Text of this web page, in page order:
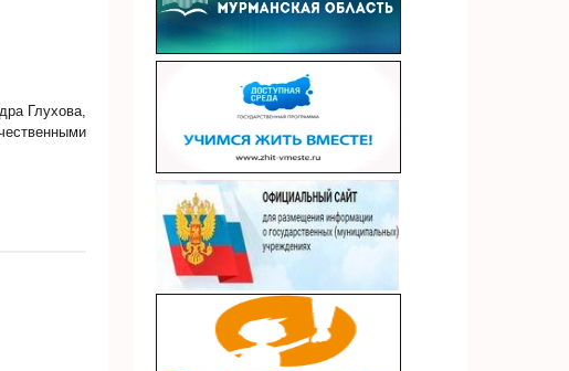
Глухова,